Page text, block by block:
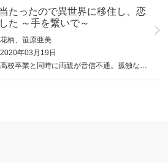
たったので異世界に移住し、恋
た ～手を繋いで～
花柄、笹原亜美
2020年03月19日
高校卒業と同時に両親が音信不通。孤独な忍は福引で当たった異世界移住権を使って、ひとり異世界に移住し、植物チート能力をさずかる。持ち前の料理の腕とこの能力で、異世界生活を楽しみます！だが実はこの世界は生命の木が枯れて子供が生まれなくなり、人々は未来への不安を抱えていたのだった。どんな時も前向きに笑う忍の周りには、たくさんの人が集まってくる。奥手な忍だが、やがて唯一忍の泣き顔を知り、忍を守りたいと強く願う騎士隊長クリシュに初めての恋をして…！